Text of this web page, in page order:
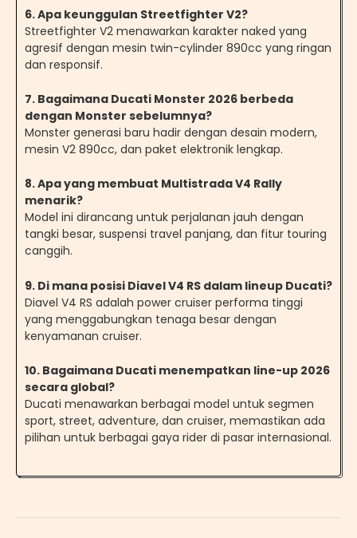
6. Apa keunggulan Streetfighter V2?
Streetfighter V2 menawarkan karakter naked yang
agresif dengan mesin twin-cylinder 890cc yang ringan
dan responsif.
7. Bagaimana Ducati Monster 2026 berbeda
dengan Monster sebelumnya?
Monster generasi baru hadir dengan desain modern,
mesin V2 890cc, dan paket elektronik lengkap.
8. Apa yang membuat Multistrada V4 Rally
menarik?
Model ini dirancang untuk perjalanan jauh dengan
tangki besar, suspensi travel panjang, dan fitur touring
canggih.
9. Di mana posisi Diavel V4 RS dalam lineup Ducati?
Diavel V4 RS adalah power cruiser performa tinggi
yang menggabungkan tenaga besar dengan
kenyamanan cruiser.
10. Bagaimana Ducati menempatkan line-up 2026
secara global?
Ducati menawarkan berbagai model untuk segmen
sport, street, adventure, dan cruiser, memastikan ada
pilihan untuk berbagai gaya rider di pasar internasional.